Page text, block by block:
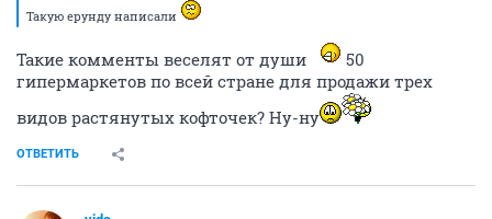
Такую ерунду написали
Такие комменты веселят от души
50
гипермаркетов по всей стране для продажи трех
видов растянутых кофточек? Ну-ну
ОТВЕТИТЬ